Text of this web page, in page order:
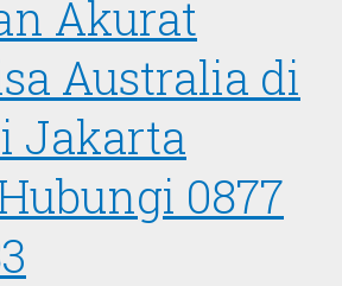
Akurat
Australia di
Jakarta
0877